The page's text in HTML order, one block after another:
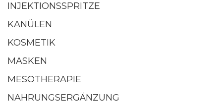
INJEKTIONSSPRITZE
KANÜLEN
KOSMETIK
MASKEN
MESOTHERAPIE
NAHRUNGSERGÄNZUNG